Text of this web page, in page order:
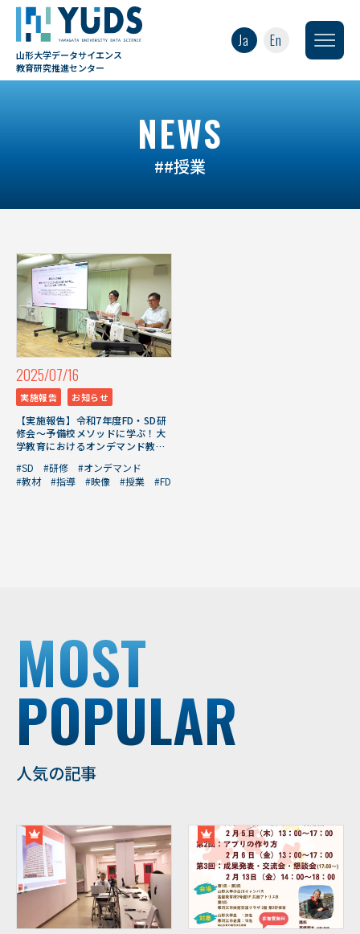
山形大学データサイエンス
教育研究推進センター
Ja En
NEWS
##授業
2025/07/16
実施報告 お知らせ
【実施報告】令和7年度FD・SD研
修会～予備校メソッドに学ぶ！大
学教育におけるオンデマンド教材
#SD #研修
#オンデマンド
#教材
#指導 #映像 #授業 #FD
MOST
POPULAR
人気の記事